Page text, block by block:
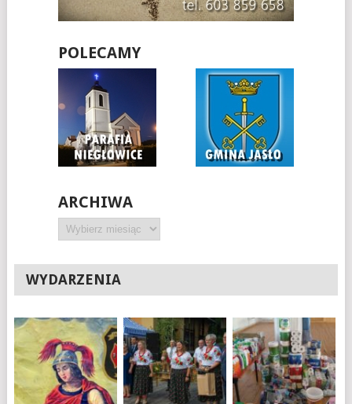
POLECAMY
ARCHIWA
Archiwa
WYDARZENIA